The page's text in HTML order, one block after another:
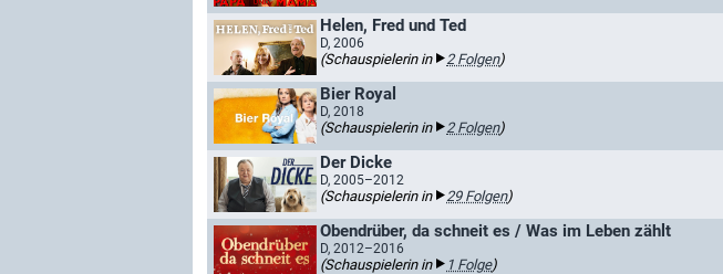
Helen, Fred und Ted
D, 2006
(Schauspielerin in 2 Folgen)
Bier Royal
D, 2018
(Schauspielerin in 2 Folgen)
Der Dicke
D, 2005–2012
(Schauspielerin in 29 Folgen)
Obendrüber, da schneit es / Was im Leben zählt
D, 2012–2016
(Schauspielerin in 1 Folge)